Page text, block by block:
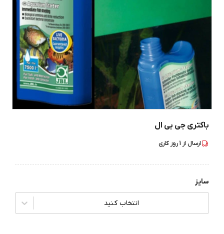
باکتری جی بی ال
ارسال از 1روز کاری
سایز
انتخاب کنید